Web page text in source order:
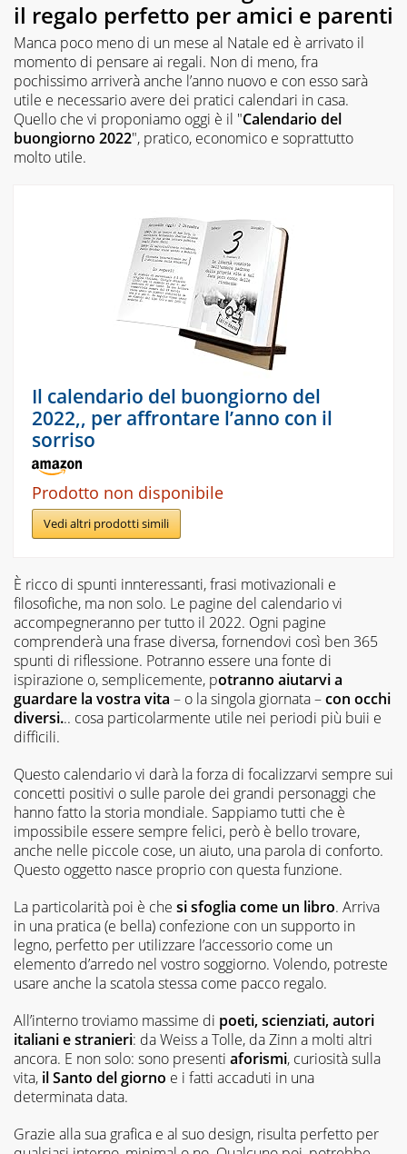
il regalo perfetto per amici e parenti
Manca poco meno di un mese al Natale ed è arrivato il
momento di pensare ai regali. Non di meno, fra
pochissimo arriverà anche l’anno nuovo e con esso sarà
utile e necessario avere dei pratici calendari in casa.
Quello che vi proponiamo oggi è il "Calendario del
buongiorno 2022", pratico, economico e soprattutto
molto utile.
Il calendario del buongiorno del
2022,, per affrontare l’anno con il
sorriso
Prodotto non disponibile
Vedi altri prodotti simili
È ricco di spunti innteressanti, frasi motivazionali e
filosofiche, ma non solo. Le pagine del calendario vi
accompegneranno per tutto il 2022. Ogni pagine
comprenderà una frase diversa, fornendovi così ben 365
spunti di riflessione. Potranno essere una fonte di
ispirazione o, semplicemente, potranno aiutarvi a
guardare la vostra vita – o la singola giornata –con occhi
diversi... cosa particolarmente utile nei periodi più buii e
difficili.
Questo calendario vi darà la forza di focalizzarvi sempre sui
concetti positivi o sulle parole dei grandi personaggi che
hanno fatto la storia mondiale. Sappiamo tutti che è
impossibile essere sempre felici, però è bello trovare,
anche nelle piccole cose, un aiuto, una parola di conforto.
Questo oggetto nasce proprio con questa funzione.
La particolarità poi è che si sfoglia come un libro. Arriva
in una pratica (e bella) confezione con un supporto in
legno, perfetto per utilizzare l’accessorio come un
elemento d’arredo nel vostro soggiorno. Volendo, potreste
usare anche la scatola stessa come pacco regalo.
All’interno troviamo massime di poeti, scienziati, autori
italiani e stranieri: da Weiss a Tolle, da Zinn a molti altri
ancora. E non solo: sono presenti aforismi, curiosità sulla
vita, il Santo del giorno e i fatti accaduti in una
determinata data.
Grazie alla sua grafica e al suo design, risulta perfetto per